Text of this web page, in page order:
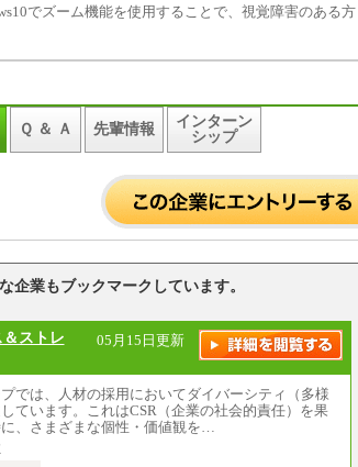
でズーム機能を使用することで、視覚障害のある方
Ｑ ＆ Ａ 先輩情報
インターン
シップ
企業もブックマークしています。
ストレ
05月15日更新
では、人材の採用においてダイバーシティ（多様
ています。これはCSR（企業の社会的責任）を果
、さまざまな個性・価値観を…